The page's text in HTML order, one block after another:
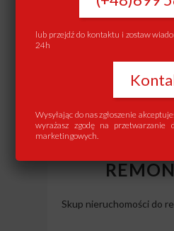
SKUP
Skup nieruchomości do
lub przejdź do kontaktu i zostaw
24h
Wysyłając do nas zgłoszenie
wyrażasz zgodę na przetwarzanie
marketingowych.